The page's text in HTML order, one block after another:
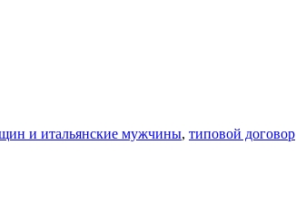
и итальянские мужчины, типовой договор